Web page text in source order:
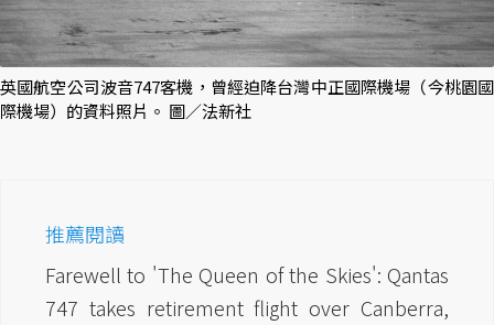
英國航空公司波音747客機，曾經迫降台灣中正國際機場（今桃園國
際機場）的資料照片。 圖／法新社
推薦閱讀
Farewell to 'The Queen of the Skies': Qantas
747 takes retirement flight over Canberra,